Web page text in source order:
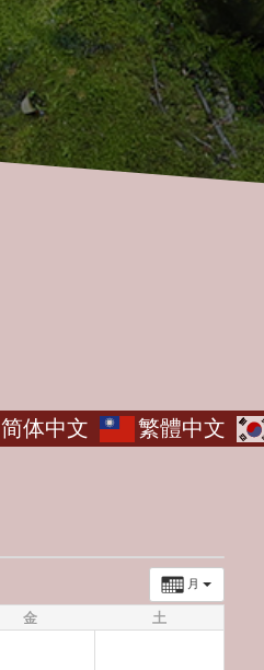
简体中文 繁體中文
月
金 土